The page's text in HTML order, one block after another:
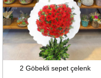
2 Göbekli sepet çelenk